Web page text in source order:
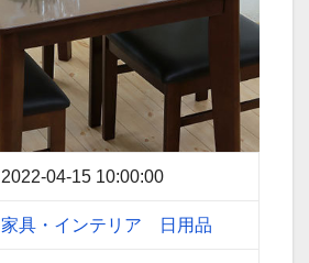
2022-04-15 10:00:00
家具・インテリア 日用品